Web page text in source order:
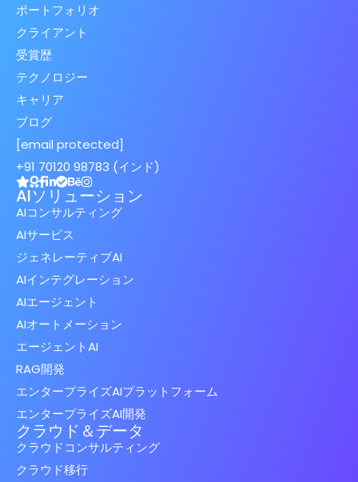
ポートフォリオ
クライアント
受賞歴
テクノロジー
キャリア
ブログ
[email protected]
+91 70120 98783 (インド)
AIソリューション
AIコンサルティング
AIサービス
ジェネレーティブAI
AIインテグレーション
AIエージェント
AIオートメーション
エージェントAI
RAG開発
エンタープライズAIプラットフォーム
エンタープライズAI開発
クラウド＆データ
クラウドコンサルティング
クラウド移行